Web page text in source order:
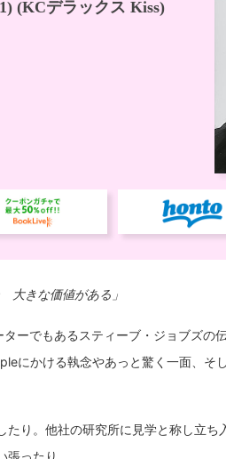
大きな価値がある」
ーでもあるスティーブ・ジョブズの
にかける執念やあっと驚く一面、そ
り。他社の研究所に見学と称し立
ったり。